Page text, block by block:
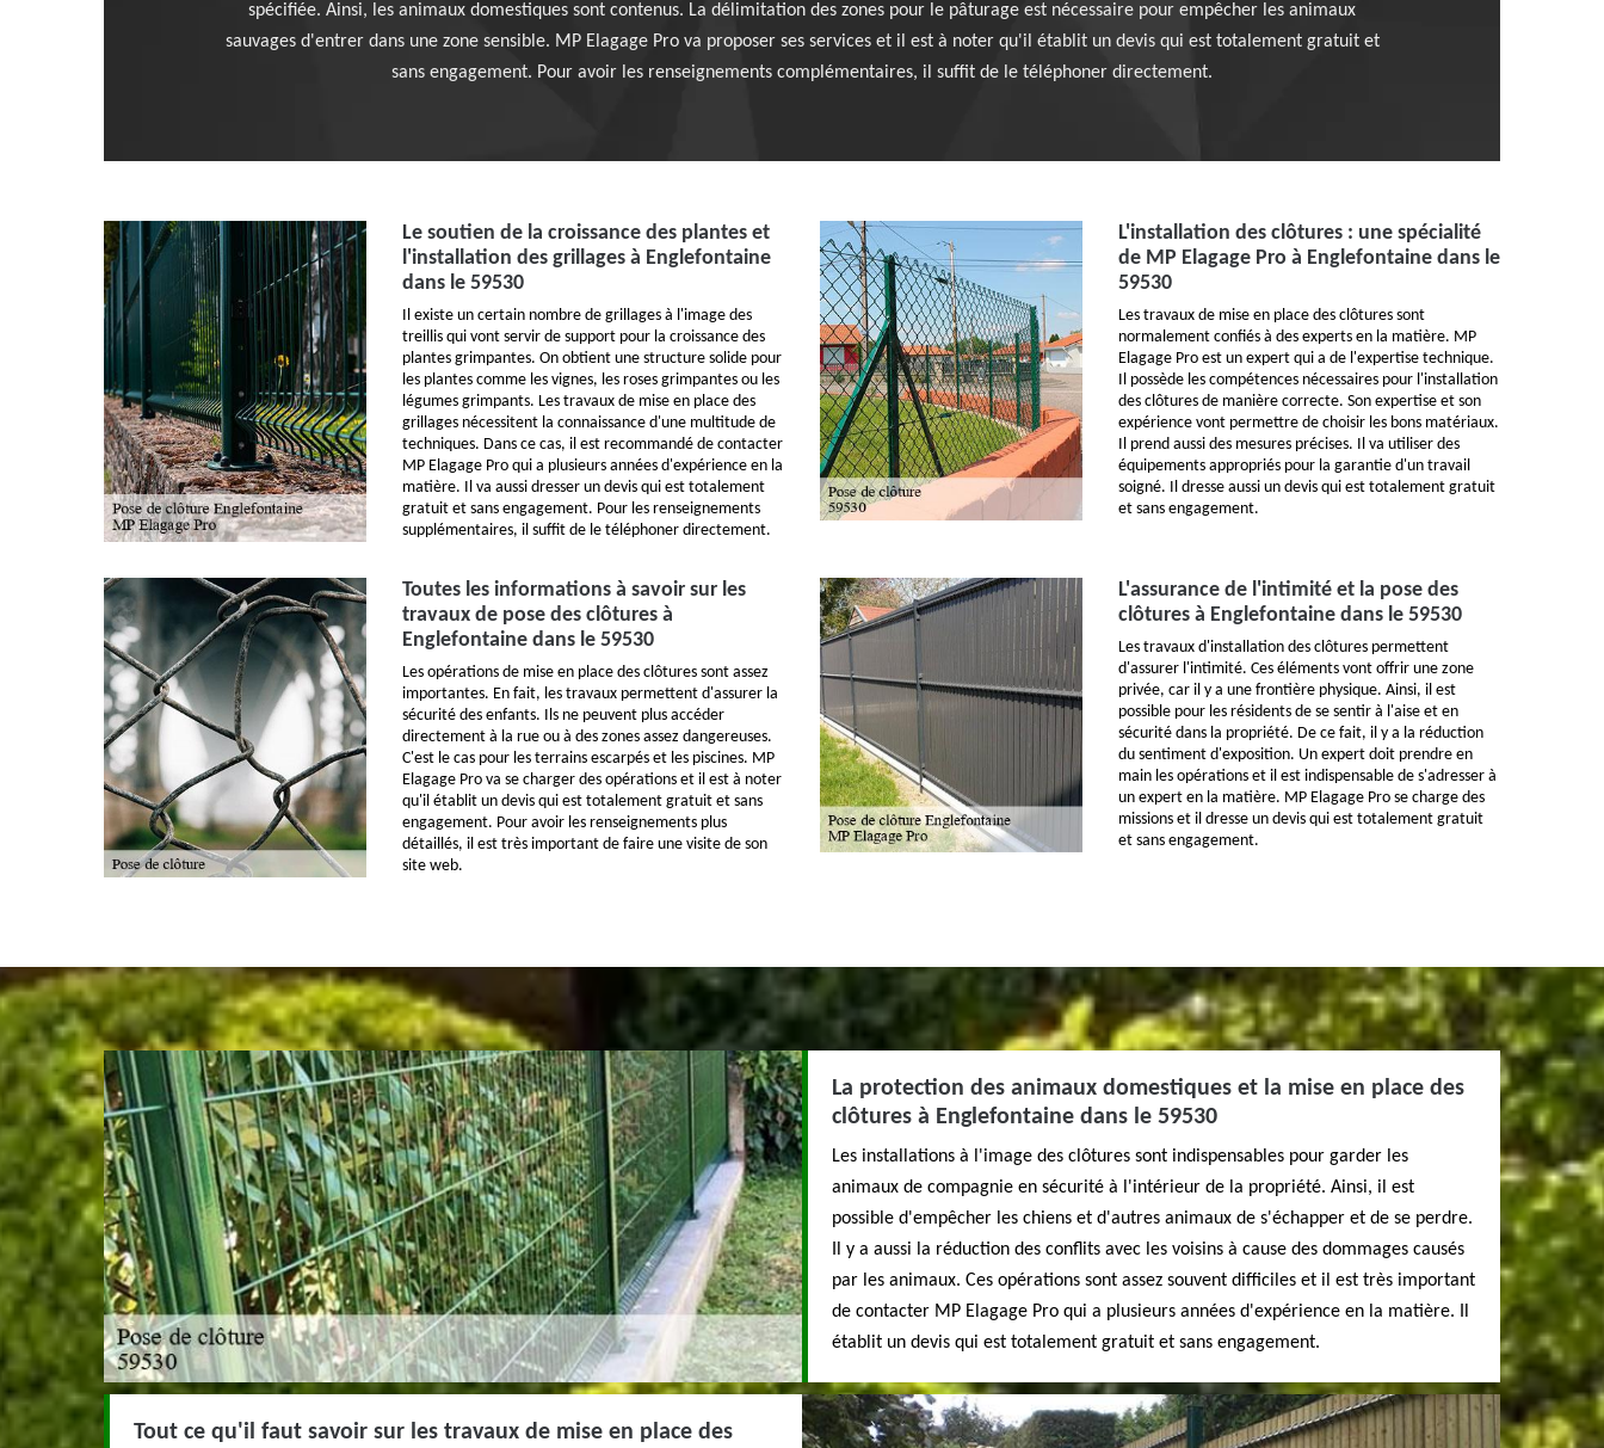
spécifiée. Ainsi, les animaux domestiques sont contenus. La délimitation des zones pour le pâturage est nécessaire pour empêcher les animaux
sauvages d'entrer dans une zone sensible. MP Elagage Pro va proposer ses services et il est à noter qu'il établit un devis qui est totalement gratuit et
sans engagement. Pour avoir les renseignements complémentaires, il suffit de le téléphoner directement.
Le soutien de la croissance des plantes et
l'installation des grillages à Englefontaine
dans le 59530
Il existe un certain nombre de grillages à l'image des
treillis qui vont servir de support pour la croissance des
plantes grimpantes. On obtient une structure solide pour
les plantes comme les vignes, les roses grimpantes ou les
légumes grimpants. Les travaux de mise en place des
grillages nécessitent la connaissance d'une multitude de
techniques. Dans ce cas, il est recommandé de contacter
MP Elagage Pro qui a plusieurs années d'expérience en la
matière. Il va aussi dresser un devis qui est totalement
gratuit et sans engagement. Pour les renseignements
supplémentaires, il suffit de le téléphoner directement.
L'installation des clôtures : une spécialité
de MP Elagage Pro à Englefontaine dans le
59530
Les travaux de mise en place des clôtures sont
normalement confiés à des experts en la matière. MP
Elagage Pro est un expert qui a de l'expertise technique.
Il possède les compétences nécessaires pour l'installation
des clôtures de manière correcte. Son expertise et son
expérience vont permettre de choisir les bons matériaux.
Il prend aussi des mesures précises. Il va utiliser des
équipements appropriés pour la garantie d'un travail
soigné. Il dresse aussi un devis qui est totalement gratuit
et sans engagement.
Toutes les informations à savoir sur les
travaux de pose des clôtures à
Englefontaine dans le 59530
Les opérations de mise en place des clôtures sont assez
importantes. En fait, les travaux permettent d'assurer la
sécurité des enfants. Ils ne peuvent plus accéder
directement à la rue ou à des zones assez dangereuses.
C'est le cas pour les terrains escarpés et les piscines. MP
Elagage Pro va se charger des opérations et il est à noter
qu'il établit un devis qui est totalement gratuit et sans
engagement. Pour avoir les renseignements plus
détaillés, il est très important de faire une visite de son
site web.
L'assurance de l'intimité et la pose des
clôtures à Englefontaine dans le 59530
Les travaux d'installation des clôtures permettent
d'assurer l'intimité. Ces éléments vont offrir une zone
privée, car il y a une frontière physique. Ainsi, il est
possible pour les résidents de se sentir à l'aise et en
sécurité dans la propriété. De ce fait, il y a la réduction
du sentiment d'exposition. Un expert doit prendre en
main les opérations et il est indispensable de s'adresser à
un expert en la matière. MP Elagage Pro se charge des
missions et il dresse un devis qui est totalement gratuit
et sans engagement.
La protection des animaux domestiques et la mise en place des
clôtures à Englefontaine dans le 59530
Les installations à l'image des clôtures sont indispensables pour garder les
animaux de compagnie en sécurité à l'intérieur de la propriété. Ainsi, il est
possible d'empêcher les chiens et d'autres animaux de s'échapper et de se perdre.
Il y a aussi la réduction des conflits avec les voisins à cause des dommages causés
par les animaux. Ces opérations sont assez souvent difficiles et il est très important
de contacter MP Elagage Pro qui a plusieurs années d'expérience en la matière. Il
établit un devis qui est totalement gratuit et sans engagement.
Tout ce qu'il faut savoir sur les travaux de mise en place des